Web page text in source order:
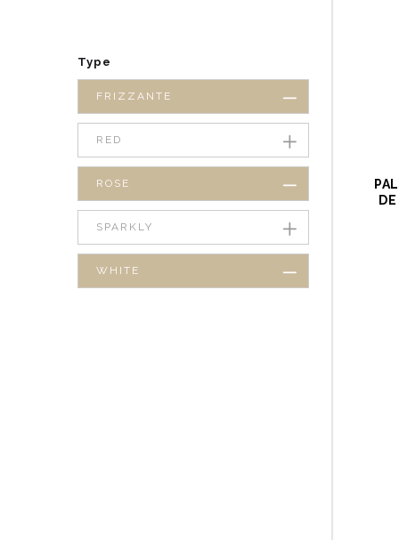
Type
FRIZZANTE
RED
ROSE
SPARKLY
WHITE